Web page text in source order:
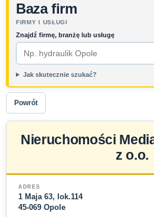
Baza firm
FIRMY I USŁUGI
Znajdź firmę, branżę lub usługę
Jak skutecznie szukać?
Powrót
Nieruchomości
z o.o.
ADRES
1 Maja 63, lok.114
45-069 Opole